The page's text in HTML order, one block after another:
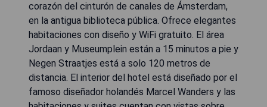
corazón del cinturón de canales de Ámsterdam,
en la antigua biblioteca pública. Ofrece elegantes
habitaciones con diseño y WiFi gratuito. El área
Jordaan y Museumplein están a 15 minutos a pie y
Negen Straatjes está a solo 120 metros de
distancia. El interior del hotel está diseñado por el
famoso diseñador holandés Marcel Wanders y las